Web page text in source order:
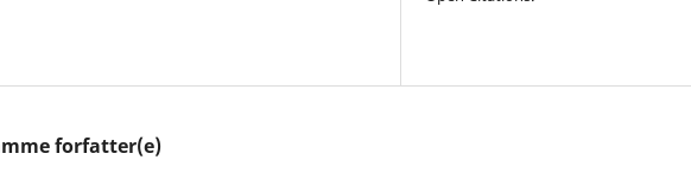
forfatter(e)